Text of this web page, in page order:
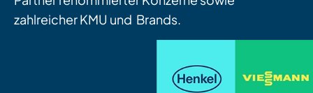
zahlreicher KMU und Brands.